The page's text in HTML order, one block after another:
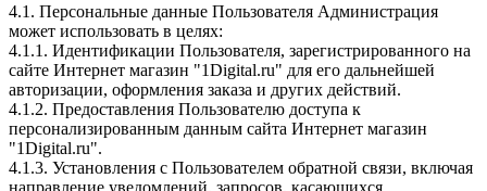
4.1. Персональные данные Пользователя Администрация
может использовать в целях:
4.1.1. Идентификации Пользователя, зарегистрированного на
сайте Интернет магазин "1Digital.ru" для его дальнейшей
авторизации, оформления заказа и других действий.
4.1.2. Предоставления Пользователю доступа к
персонализированным данным сайта Интернет магазин
"1Digital.ru".
4.1.3. Установления с Пользователем обратной связи, включая
направление уведомлений, запросов, касающихся